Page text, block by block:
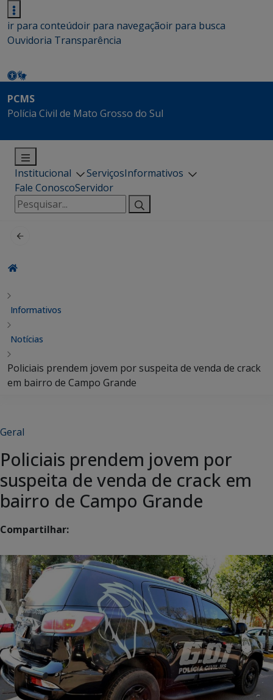
ir para conteúdoir para navegaçãoir para busca
Ouvidoria Transparência
PCMS
Polícia Civil de Mato Grosso do Sul
Institucional ServiçosInformativos
Fale ConoscoServidor
Pesquisar
por:
Informativos
Notícias
Policiais prendem jovem por suspeita de venda de crack
em bairro de Campo Grande
Geral
Policiais prendem jovem por
suspeita de venda de crack em
bairro de Campo Grande
Compartilhar: